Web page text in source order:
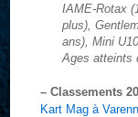
IAME-Rotax
plus),
ans), Mini
Ages atteints
– Classements
Kart Mag à